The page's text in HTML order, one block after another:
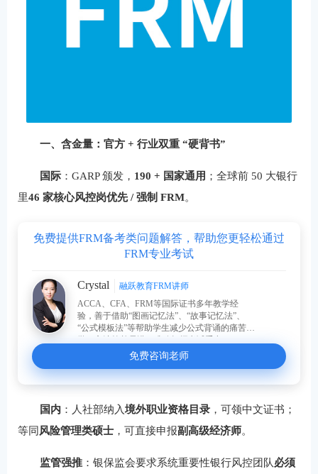
一、含金量：官方 + 行业双重 “硬背书”
国际：GARP 颁发， 190 + 国家通用 ；全球前 50 大银行
里46 家核心风控岗优先 / 强制 FRM。
免费提供FRM备考类问题解答，帮助您更轻松通过
FRM专业考试
Crystal
融跃教育FRM讲师
ACCA、CFA、FRM等国际证书多年教学经
验，善于借助“图画记忆法”、“故事记忆法”、
“公式模板法”等帮助学生减少公式背诵的痛苦。
免费咨询老师
国内 ：人社部纳入境外职业资格目录，可领中文证书；
等同风险管理类硕士 ，可直接申报副高级经济师。
监管强推：银保监会要求系统重要性银行风控团队必须